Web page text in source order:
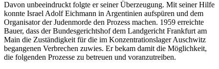
Davon unbeeindruckt folgte er seiner Überzeugung. Mit seiner Hilfe
konnte Israel Adolf Eichmann in Argentinien aufspüren und dem
Organisator der Judenmorde den Prozess machen. 1959 erreichte
Bauer, dass der Bundesgerichtshof dem Landgericht Frankfurt am
Main die Zuständigkeit für die im Konzentrationslager Auschwitz
begangenen Verbrechen zuwies. Er bekam damit die Möglichkeit,
die folgenden Prozesse zu betreuen und voranzutreiben.